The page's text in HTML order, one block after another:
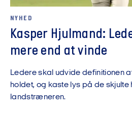
NYHED
Kasper Hjulmand:
mere end at vinde
Ledere skal udvide definitionen
holdet, og kaste lys på de skjulte
landstræneren.